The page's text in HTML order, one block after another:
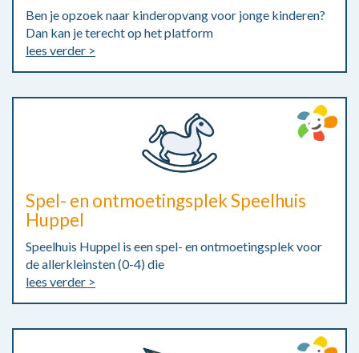
Ben je opzoek naar kinderopvang voor jonge kinderen?
Dan kan je terecht op het platform
lees verder >
Spel- en ontmoetingsplek Speelhuis
Huppel
Speelhuis Huppel is een spel- en ontmoetingsplek voor
de allerkleinsten (0-4) die
lees verder >